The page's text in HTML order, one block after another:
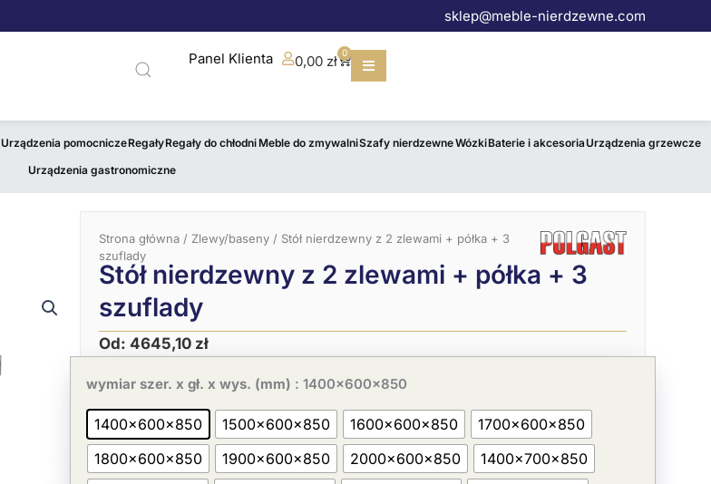
sklep@meble-nierdzewne.com
Panel Klienta 0,00 zł
0
Wózek
Urządzenia pomocniczeRegałyRegały do chłodniMeble do zmywalniSzafy nierdzewneWózkiBaterie i akcesoriaUrządzenia grzewcze
Urządzenia gastronomiczne
Strona główna / Zlewy/baseny / Stół nierdzewny z 2 zlewami + półka + 3
szuflady
Stół nierdzewny z 2 zlewami + półka + 3
szuflady
Od: 4645,10 zł
wymiar szer. x gł. x wys. (mm) : 1400x600x850
1400x600x850 1500x600x850 1600x600x850
1700x600x850
1800x600x850
1900x600x850 2000x600x850
1400x700x850
Pierwotna
cena
wynosiła:
7146,30 zł.
Aktualna
cena
wynosi:
4645,10 zł.
Stół
z
2
zlewami
+